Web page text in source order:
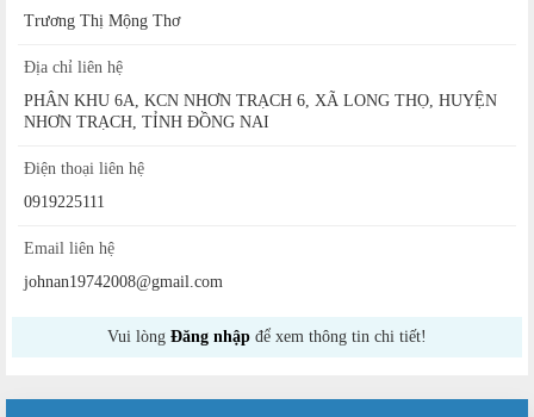
Trương Thị Mộng Thơ
Địa chỉ liên hệ
PHÂN KHU 6A, KCN NHƠN TRẠCH 6, XÃ LONG THỌ, HUYỆN
NHƠN TRẠCH, TỈNH ĐỒNG NAI
Điện thoại liên hệ
0919225111
Email liên hệ
johnan19742008@gmail.com
Vui lòng Đăng nhập để xem thông tin chi tiết!